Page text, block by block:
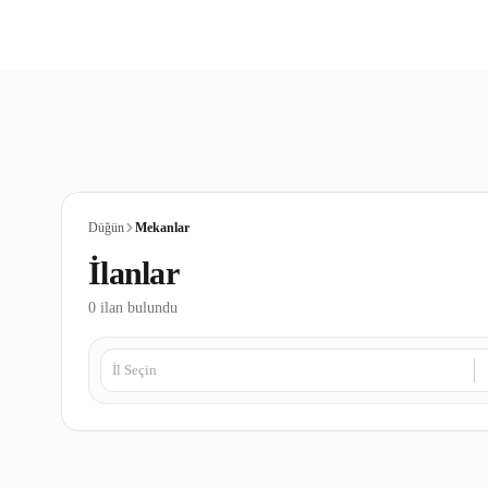
Düğün Mekanlar
İlanlar
0 ilan bulundu
İl Seçin